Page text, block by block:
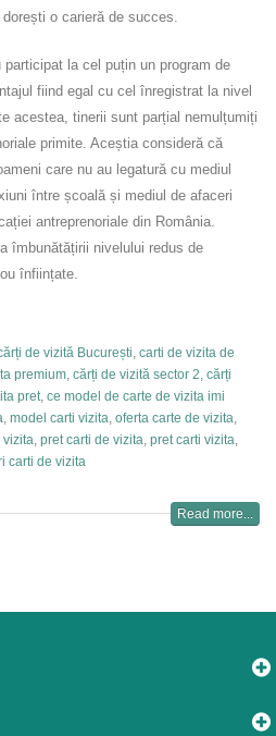
o carieră de succes.
la cel puțin un program de
fiind egal cu cel înregistrat la nivel
acestea, tinerii sunt parțial nemulțumiți
primite. Aceștia consideră că
care nu au legatură cu mediul
între școală și mediul de afaceri
antreprenoriale din România.
îmbunătățirii nivelului redus de
înființate.
de vizită București carti de vizita de
premium cărți de vizită sector 2 cărți
pret ce model de carte de vizita imi
model carti vizita oferta carte de vizita
vizita pret carti de vizita pret carti vizita
carti de vizita
Read more...